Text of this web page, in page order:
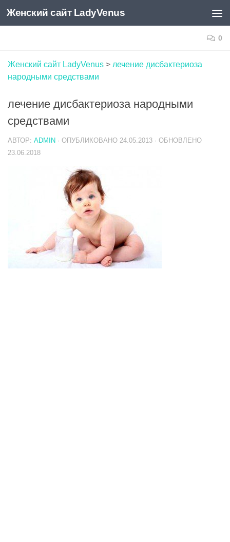
Skip to content
Женский сайт LadyVenus
0
Женский сайт LadyVenus > лечение дисбактериоза
народными средствами
лечение дисбактериоза народными
средствами
АВТОР: ADMIN · ОПУБЛИКОВАНО 24.05.2013 · ОБНОВЛЕНО
23.06.2018